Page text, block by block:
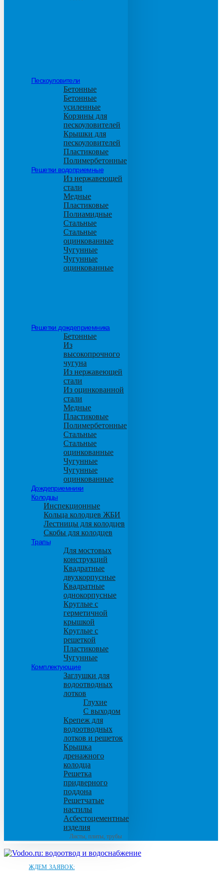
Пескоуловители
Бетонные
Бетонные
усиленные
Корзины для
пескоуловителей
Крышки для
пескоуловителей
Пластиковые
Полимербетонные
Решетки водоприемные
Из нержавеющей
стали
Медные
Пластиковые
Полиамидные
Стальные
Стальные
оцинкованные
Чугунные
Чугунные
оцинкованные
Решетки дождеприемника
Бетонные
Из
высокопрочного
чугуна
Из нержавеющей
стали
Из оцинкованной
стали
Медные
Пластиковые
Полимербетонные
Стальные
Стальные
оцинкованные
Чугунные
Чугунные
оцинкованные
Дождеприемники
Колодцы
Инспекционные
Кольца колодцев ЖБИ
Лестницы для колодцев
Скобы для колодцев
Трапы
Для мостовых
конструкций
Квадратные
двухкорпусные
Квадратные
однокорпусные
Круглые с
герметичной
крышкой
Круглые с
решеткой
Пластиковые
Чугунные
Комплектующие
Заглушки для
водоотводных
лотков
Глухие
С выходом
Крепеж для
водоотводных
лотков и решеток
Крышка
дренажного
колодца
Решетка
придверного
поддона
Решетчатые
настилы
Асбестоцементные
изделия
Листы, плиты, трубы
ЖДЕМ ЗАЯВОК: